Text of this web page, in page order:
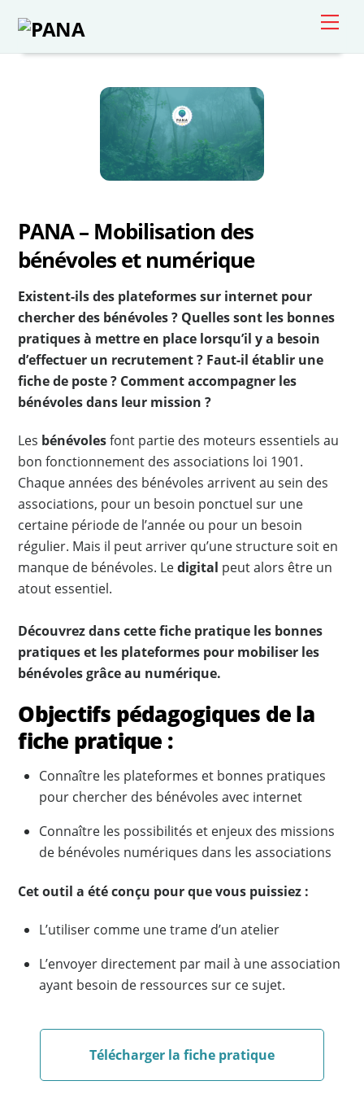
content
PANA – Mobilisation des
bénévoles et numérique
Existent-ils des plateformes sur internet pour
chercher des bénévoles ? Quelles sont les bonnes
pratiques à mettre en place lorsqu’il y a besoin
d’effectuer un recrutement ? Faut-il établir une
fiche de poste ? Comment accompagner les
bénévoles dans leur mission ?
Les bénévolesfont partie des moteurs essentiels au
bon fonctionnement des associations loi 1901.
Chaque années des bénévoles arrivent au sein des
associations, pour un besoin ponctuel sur une
certaine période de l’année ou pour un besoin
régulier. Mais il peut arriver qu’une structure soit en
manque de bénévoles. Ledigital peut alors être un
atout essentiel.
Découvrez dans cette fiche pratique les bonnes
pratiques et les plateformes pour mobiliser les
bénévoles grâce au numérique.
Objectifs pédagogiques de la
fiche pratique :
Connaître les plateformes et bonnes pratiques
pour chercher des bénévoles avec internet
Connaître les possibilités et enjeux des missions
de bénévoles numériques dans les associations
Cet outil a été conçu pour que vous puissiez :
L’utiliser comme une trame d’un atelier
L’envoyer directement par mail à une association
ayant besoin de ressources sur ce sujet.
Télécharger la fiche pratique